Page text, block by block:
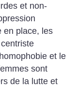
et non-
en place, les
et le
sont
de la lutte et